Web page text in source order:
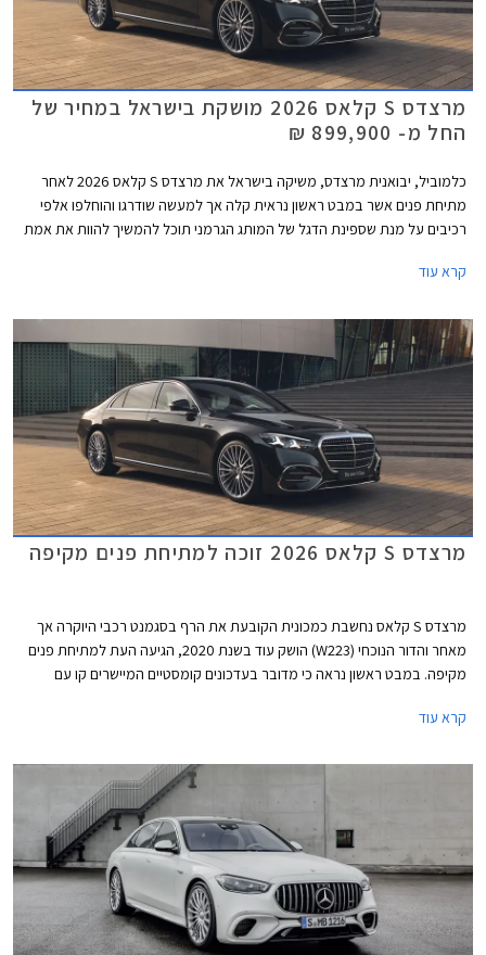
מרצדס S קלאס 2026 מושקת בישראל במחיר של
החל מ- 899,900 ₪
כלמוביל, יבואנית מרצדס, משיקה בישראל את מרצדס S קלאס 2026 לאחר
מתיחת פנים אשר במבט ראשון נראית קלה אך למעשה שודרגו והוחלפו אלפי
רכיבים על מנת שספינת הדגל של המותג הגרמני תוכל להמשיך להוות את אמת
קרא עוד
מרצדס S קלאס 2026 זוכה למתיחת פנים מקיפה
מרצדס S קלאס נחשבת כמכונית הקובעת את הרף בסגמנט רכבי היוקרה אך
מאחר והדור הנוכחי (W223) הושק עוד בשנת 2020, הגיעה העת למתיחת פנים
מקיפה. במבט ראשון נראה כי מדובר בעדכונים קומסטיים המיישרים קו עם
ושלל שינויים עמוקים ומהותיים.
קרא עוד